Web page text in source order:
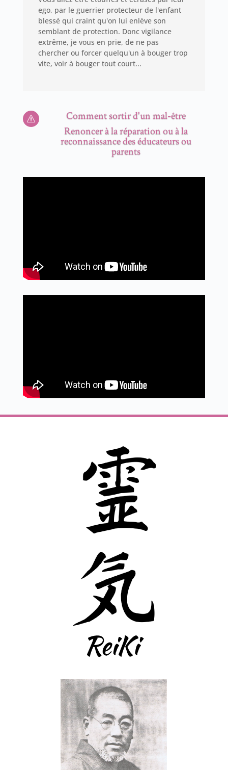
ego, par le guerrier protecteur de l'enfant
blessé qui craint qu'on lui enlève son
semblant de protection. Donc vigilance
extrême, je vous en prie, de ne pas
chercher ou forcer quelqu'un à bouger trop
vite, voir à bouger tout court...
s
Comment sortir d'un mal-être
Renoncer à la réparation ou à la
reconnaissance des éducateurs ou
parents